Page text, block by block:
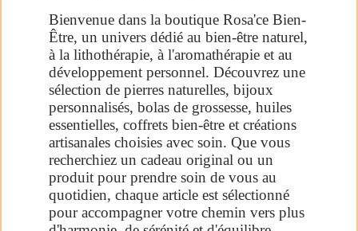
Bienvenue dans la boutique Rosa'ce Bien-
Être, un univers dédié au bien-être naturel,
à la lithothérapie, à l'aromathérapie et au
développement personnel. Découvrez une
sélection de pierres naturelles, bijoux
personnalisés, bolas de grossesse, huiles
essentielles, coffrets bien-être et créations
artisanales choisies avec soin. Que vous
recherchiez un cadeau original ou un
produit pour prendre soin de vous au
quotidien, chaque article est sélectionné
pour accompagner votre chemin vers plus